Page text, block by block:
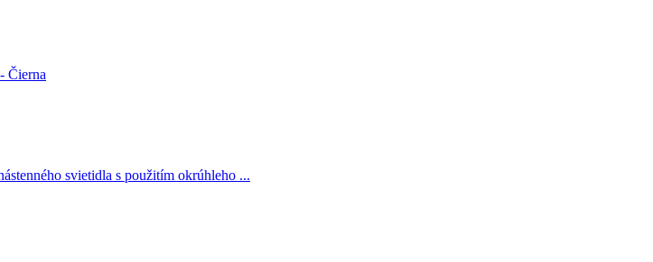
svietidla s použitím okrúhleho ...